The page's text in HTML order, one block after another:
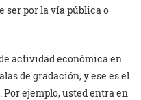
ser por la vía pública o
actividad económica en
de gradación, y ese es el
ejemplo, usted entra en